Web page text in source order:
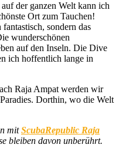
der ganzen Welt kann ich
Ort zum Tauchen!
sondern das
wunderschönen
auf den Inseln. Die Dive
ich hoffentlich lange in
Raja Ampat werden wir
Dorthin, wo die Welt
mitScubaRepublic Raja
bleiben davon unberührt.